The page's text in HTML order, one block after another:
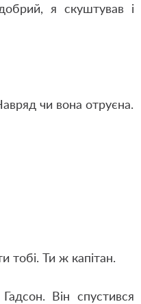
я скуштував і
чи вона отруєна.
тобі. Ти ж капітан.
Він спустився